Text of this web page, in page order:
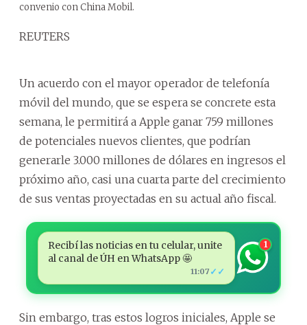
convenio con China Mobil.
REUTERS
Un acuerdo con el mayor operador de telefonía
móvil del mundo, que se espera se concrete esta
semana, le permitirá a Apple ganar 759 millones
de potenciales nuevos clientes, que podrían
generarle 3.000 millones de dólares en ingresos el
próximo año, casi una cuarta parte del crecimiento
de sus ventas proyectadas en su actual año fiscal.
Recibí las noticias en tu celular, unite
al canal de ÚH en WhatsApp 🤩
11:07 ✓✓
1
Sin embargo, tras estos logros iniciales, Apple se